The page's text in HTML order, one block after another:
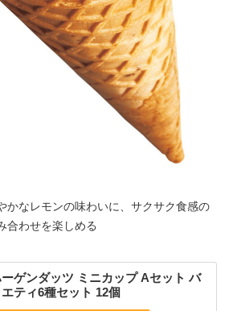
かなレモンの味わいに、サクサク食感の
合わせを楽しめる
ゲンダッツ ミニカップ Aセット バ
ティ6種セット 12個